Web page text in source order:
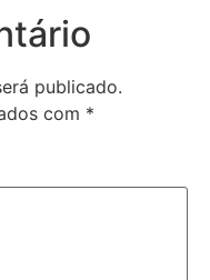
publicado.
com *